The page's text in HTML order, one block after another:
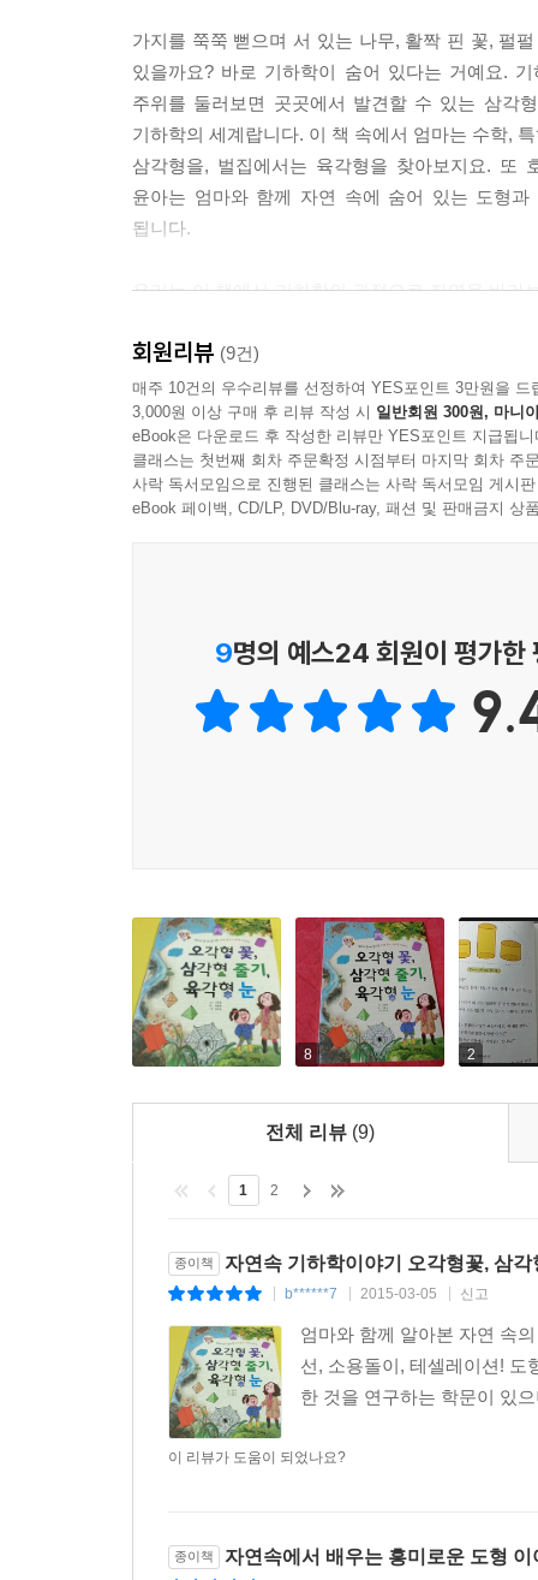
가지를 쭉쭉 뻗으며 서 있는 나무, 활짝 핀 꽃, 펄
있을까요? 바로 기하학이 숨어 있다는 거예요.
주위를 둘러보면 곳곳에서 발견할 수 있는 삼각
기하학의 세계랍니다. 이 책 속에서 엄마는 수학,
삼각형을, 벌집에서는 육각형을 찾아보지요. 또
윤아는 엄마와 함께 자연 속에 숨어 있는 도형
됩니다.
우리는 이 책에서 기하학의 관점으로 자연을 바라
표현하는 기하학의 언어는 그 특별함을 더해 줄 것
- 감수 이재혁(이화여자대학교 수리물리과학부 수
1. 엄마와 함께 자연의 곳곳을 돌아보며 기하학을
4학년인 윤아는 수학을 어려워합니다. 특히 도형
아이들이 수학의 도형과 무늬를 자연스럽게 받아
2. 삼각형부터 테셀레이션까지, 자연 속에 숨겨진
테셀레이션과 프랙탈 등도 우리 주변 곳곳에서
깔아 놓은 인도에서 발견할 수 있습니다. 전체
어렵고 생소한 부분까지, 이 책을 통해 자연 속
거예요.
3. 학교에서 배우는 기하학 수업이 재미있어져요!
아이들은 초등학교 3학년이 되면 평면도형을
됩니다. 하지만 교과서를 통해서만 배우는 기하
무늬들을 쉽고 친근하게 익혀 아이들이 학교에
거예요
회원리뷰 (9건)
매주 10건의 우수리뷰를 선정하여 YES포인트 3만원을 드
3,000원 이상 구매 후 리뷰 작성 시 일반회원 300원, 마니
eBook은 다운로드 후 작성한 리뷰만 YES포인트 지급됩니
클래스는 첫번째 회차 주문확정 시점부터 마지막 회차 주
사락 독서모임으로 진행된 클래스는 사락 독서모임 게시
eBook 페이백, CD/LP, DVD/Blu-ray, 패션 및 판매금지 상
9명의 예스24 회원이 평가한
8 2
전체 리뷰 (9)
1 2
종이책 자연속 기하학이야기 오각형꽃, 삼
b******7 2015-03-05 신고
엄마와 함께 알아본 자연 속
선, 소용돌이, 테셀레이션! 도
한 것을 연구하는 학문이 있
이 리뷰가 도움이 되었나요?
종이책 자연속에서 배우는 흥미로운 도형 이